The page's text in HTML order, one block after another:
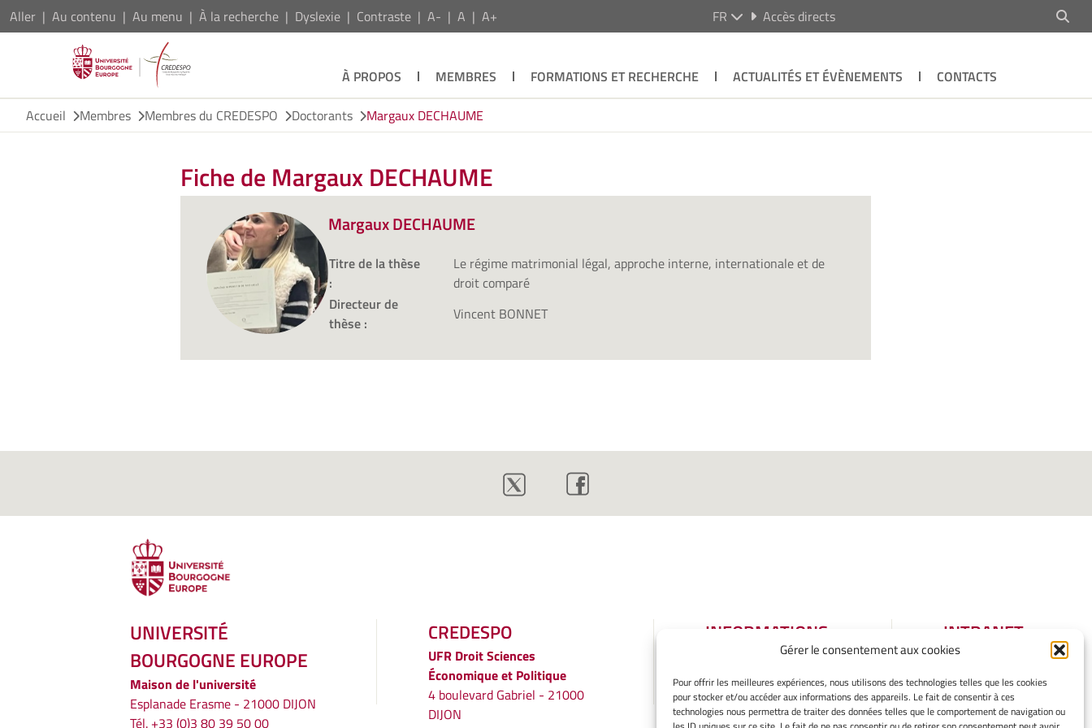
Gérer le consentement aux cookies
Pour offrir les meilleures expériences, nous utilisons des technologies telles que les cookies
pour stocker et/ou accéder aux informations des appareils. Le fait de consentir à ces
technologies nous permettra de traiter des données telles que le comportement de navigation ou
Aller Au contenu Au menu À la recherche Dyslexie Contraste A- A A+ FR Accès directs
À PROPOS MEMBRES FORMATIONS ET RECHERCHE ACTUALITÉS ET ÉVÈNEMENTS
CONTACTS
Accueil
Membres Membres du CREDESPO Doctorants Margaux DECHAUME
Fiche de Margaux DECHAUME
Margaux DECHAUME
Titre de la thèse
:
Le régime matrimonial légal, approche interne, internationale et de
droit comparé
Directeur de
thèse :
Vincent BONNET
UNIVERSITÉ
BOURGOGNE EUROPE
Maison de l'université
Esplanade Erasme - 21000 DIJON
Tél. +33 (0)3 80 39 50 00
CREDESPO
UFR Droit Sciences
Économique et Politique
4 boulevard Gabriel - 21000
DIJON
INFORMATIONS
Mentions légales
Gérer mes cookies
Politique de cookies
INTRANET